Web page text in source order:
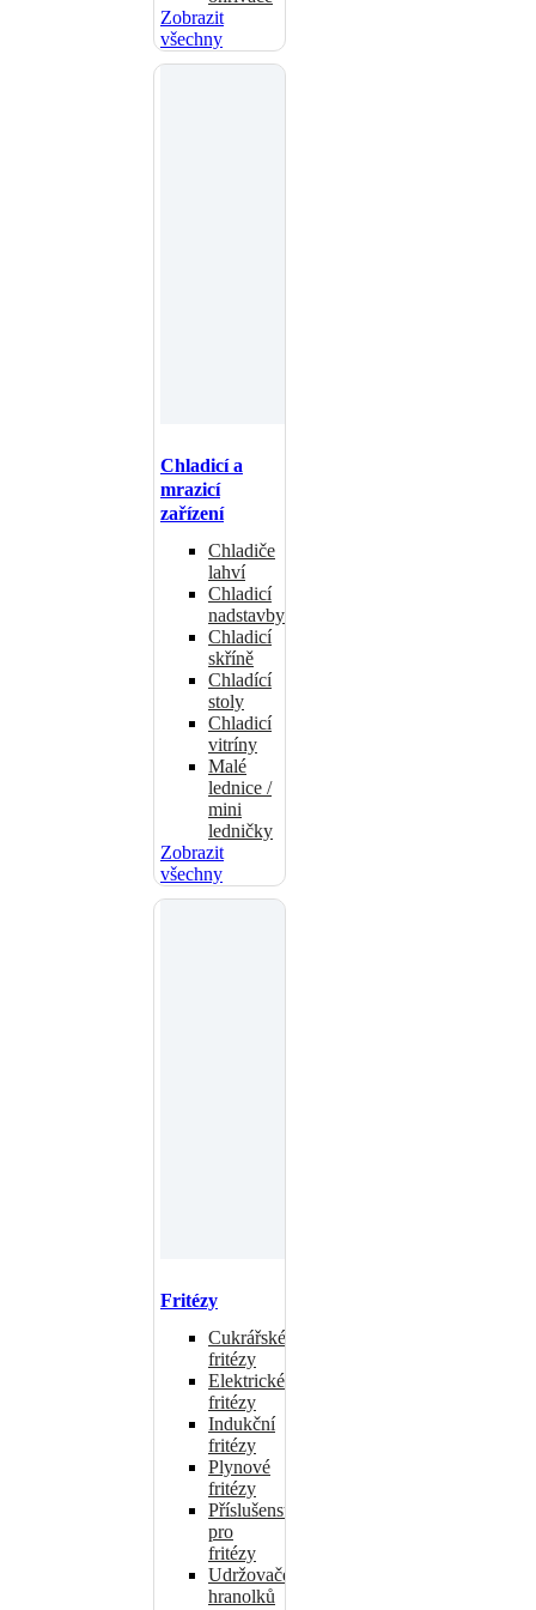
Zobrazit
všechny
Chladicí a
mrazicí
zařízení
Chladiče
lahví
Chladicí
nadstavby
Chladicí
skříně
Chladící
stoly
Chladicí
vitríny
Malé
lednice /
mini
ledničky
Zobrazit
všechny
Fritézy
Cukrářské
fritézy
Elektrické
fritézy
Indukční
fritézy
Plynové
fritézy
Příslušenství
pro
fritézy
Udržovače
hranolků